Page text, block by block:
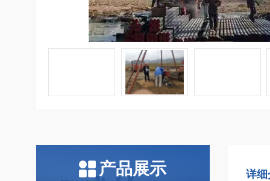
产品展示 详细